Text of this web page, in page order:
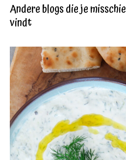
Andere blogs die je
vindt